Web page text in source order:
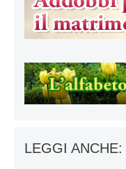
LEGGI ANCHE: